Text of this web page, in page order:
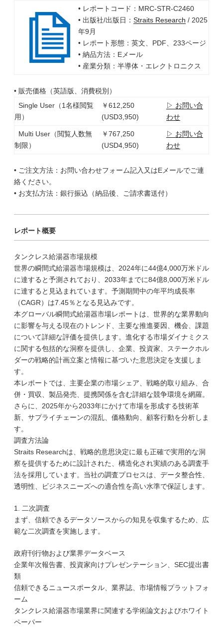
• レポートコード：MRC-STR-C2460
• 出版社/出版日： Straits Research / 2025
年9月
• レポート形態：英文、PDF、233ページ
• 納品方法：Eメール
• 産業分類：半導体・エレクトロニクス
• 販売価格（英語版、消費税別）
Single User（1名様閲覧
用）
￥612,250
(USD3,950)
▷ お問い合
わせ
Multi User（閲覧人数無
制限）
￥767,250
(USD4,950)
▷ お問い合
わせ
• ご注文方法：お問い合わせフォーム記入又はEメールでご連
絡ください。
• お支払方法：銀行振込（納品後、ご請求書送付）
レポート概要
タンクレス給湯器市場規模
世界の瞬間式給湯器市場規模は、2024年に44億4,000万米ドル
に達すると予測されており、2033年までに84億8,000万米ドル
に達すると見込まれています。予測期間中の年平均成長率
（CAGR）は7.45％となる見込みです。
本グローバル瞬間式給湯器市場レポートは、世界的な業界動向
に影響を与える現在のトレンド、主要な推進要因、機会、課題
について詳細な評価を提供します。進化する市場ダイナミクス
に関する包括的な洞察を提供し、企業、投資家、ステークホル
ダーの戦略的計画立案と情報に基づいた意思決定を支援しま
す。
本レポートでは、主要企業の市場シェア、戦略的取り組み、合
併・買収、製品発売、提携関係を含む詳細な競争環境を網羅。
さらに、2025年から2033年にかけて市場を形成する技術革
新、サプライチェーンの混乱、価格動向、顧客行動を分析しま
す。
調査方法論
Straits Researchは、戦略的意思決定に最も正確で実用的な洞
察を提供するために設計された、構造化され実績のある調査手
法を採用しています。当社の調査プロセスは、データ整合性、
透明性、ビジネスニーズへの適合性を高い水準で保証します。
1. 二次調査
まず、信頼できるデータソースからの知見を収集するため、広
範な二次調査を実施します。
政府刊行物および業界データベース
企業年次報告書、投資家向けプレゼンテーション、SEC提出書
類
信頼できるニュースポータル、業界誌、市場情報プラットフォ
ーム
タンクレス給湯器市場業界に関連する学術論文およびホワイト
ペーパー